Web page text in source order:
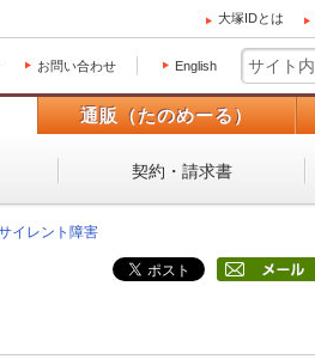
大塚IDとは
お問い合わせ English
通販（たのめーる）
契約・請求書
イレント障害